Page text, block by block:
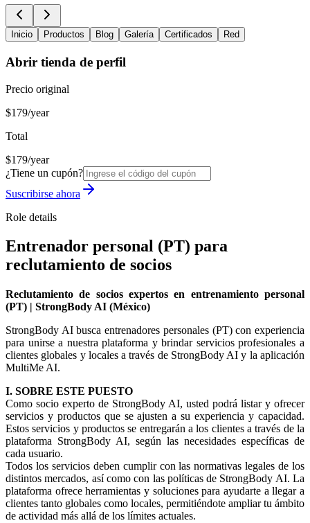
Inicio Productos Blog Galería Certificados Red
Abrir tienda de perfil
Precio original
$179/year
Total
$179/year
¿Tiene un cupón?
Suscribirse ahora
Role details
Entrenador personal (PT) para
reclutamiento de socios
Reclutamiento de socios expertos en entrenamiento personal
(PT) | StrongBody AI (México)
StrongBody AI busca entrenadores personales (PT) con experiencia
para unirse a nuestra plataforma y brindar servicios profesionales a
clientes globales y locales a través de StrongBody AI y la aplicación
MultiMe AI.
I. SOBRE ESTE PUESTO
Como socio experto de StrongBody AI, usted podrá listar y ofrecer
servicios y productos que se ajusten a su experiencia y capacidad.
Estos servicios y productos se entregarán a los clientes a través de la
plataforma StrongBody AI, según las necesidades específicas de
cada usuario.
Todos los servicios deben cumplir con las normativas legales de los
distintos mercados, así como con las políticas de StrongBody AI. La
plataforma ofrece herramientas y soluciones para ayudarte a llegar a
clientes tanto globales como locales, permitiéndote ampliar tu ámbito
de actividad más allá de los límites actuales.